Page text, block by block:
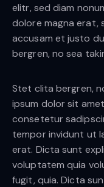
elitr, sed diam
dolore magna erat,
accusam et justo
bergren, no sea
Stet clita bergren,
ipsum dolor sit
consetetur
tempor invidunt ut
erat. Dicta sunt
voluptatem quia
fugit, quia. Dicta